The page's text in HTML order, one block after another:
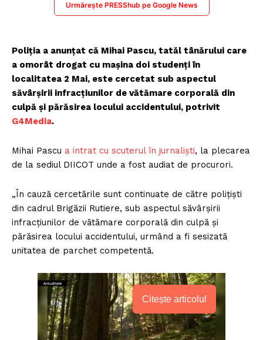
Urmărește PRESShub pe Google News
Poliția a anunțat că Mihai Pascu, tatăl tânărului care
a omorât drogat cu mașina doi studenți în
localitatea 2 Mai, este cercetat sub aspectul
săvârșirii infracțiunilor de vătămare corporală din
culpă și părăsirea locului accidentului, potrivit
G4Media.
Mihai Pascu a intrat cu scuterul în jurnaliști, la plecarea
de la sediul DIICOT unde a fost audiat de procurori.
„În cauză cercetările sunt continuate de către polițiști
din cadrul Brigăzii Rutiere, sub aspectul săvârșirii
infracțiunilor de vătămare corporală din culpă și
părăsirea locului accidentului, urmând a fi sesizată
unitatea de parchet competentă.
Citește articolul